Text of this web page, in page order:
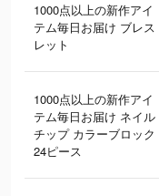
1000点以上の新作アイ
テム毎日お届け ブレス
レット
1000点以上の新作アイ
テム毎日お届け ネイル
チップ カラーブロック
24ピース